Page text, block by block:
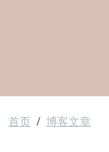
面包屑
首页 博客文章